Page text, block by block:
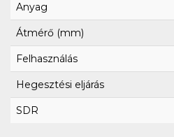
Anyag
Átmérő (mm)
Felhasználás
Hegesztési eljárás
SDR